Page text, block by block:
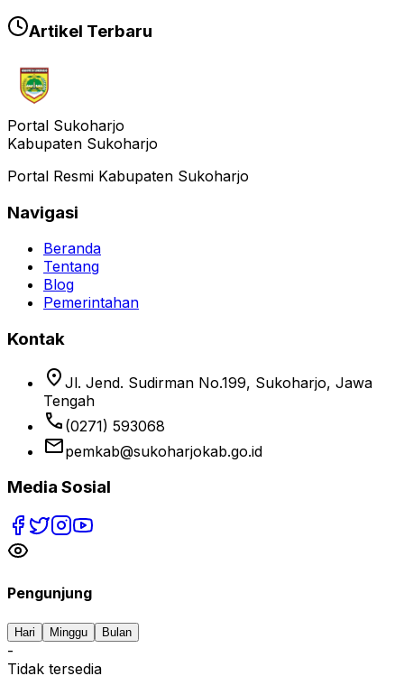
Artikel Terbaru
Portal Sukoharjo
Kabupaten Sukoharjo
Portal Resmi Kabupaten Sukoharjo
Navigasi
Beranda
Tentang
Blog
Pemerintahan
Kontak
location_on Jl. Jend. Sudirman No.199, Sukoharjo, Jawa
Tengah
phone (0271) 593068
emailpemkab@sukoharjokab.go.id
Media Sosial
Pengunjung
Hari Minggu Bulan
-
Tidak tersedia